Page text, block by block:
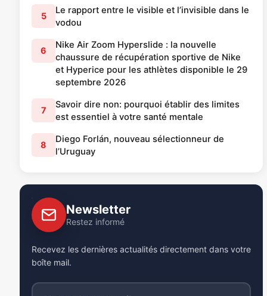
5
Le rapport entre le visible et l’invisible dans le
vodou
6
Nike Air Zoom Hyperslide : la nouvelle
chaussure de récupération sportive de Nike
et Hyperice pour les athlètes disponible le 29
septembre 2026
7
Savoir dire non: pourquoi établir des limites
est essentiel à votre santé mentale
8
Diego Forlán, nouveau sélectionneur de
l’Uruguay
Newsletter
Restez informé
Recevez les dernières actualités directement dans votre
boîte mail.